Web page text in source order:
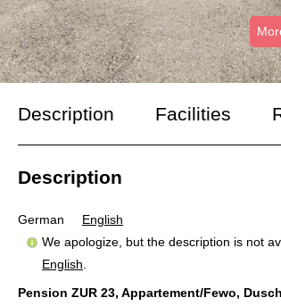
Description Facilities
Description
German
English
We apologize, but the description is not
English.
Pension ZUR 23, Appartement/Fewo,